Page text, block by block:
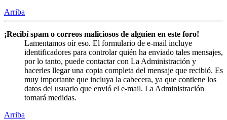
Arriba
¡Recibí spam o correos maliciosos de alguien en este foro!
Lamentamos oír eso. El formulario de e-mail incluye
identificadores para controlar quién ha enviado tales mensajes,
por lo tanto, puede contactar con La Administración y
hacerles llegar una copia completa del mensaje que recibió. Es
muy importante que incluya la cabecera, ya que contiene los
datos del usuario que envió el e-mail. La Administración
tomará medidas.
Arriba